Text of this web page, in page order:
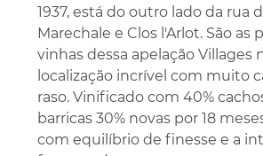
1937, está do outro lado da rua
Marechale e Clos l'Arlot. São as
vinhas dessa apelação Villages
localização incrível com muito
raso. Vinificado com 40%
barricas 30% novas por 18
com equilíbrio de finesse e a